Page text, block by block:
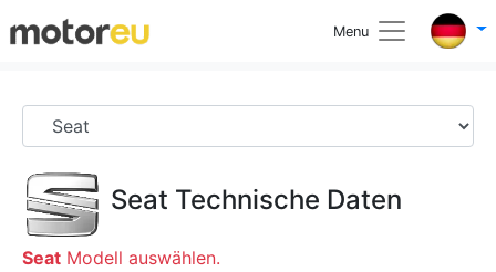
Menu
Seat Technische Daten
Seat Modell auswählen.